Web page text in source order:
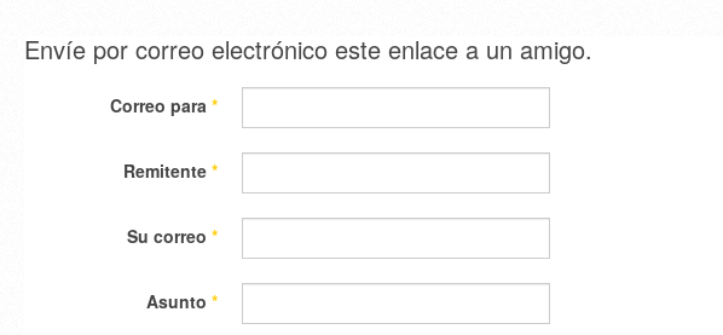
Envíe por correo electrónico este enlace a un amigo.
Correo para *
Remitente *
Su correo *
Asunto *